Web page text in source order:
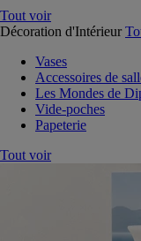
Tout voir
Décoration d'Intérieur
Vases
Accessoires de
Les Mondes de
Vide-poches
Papeterie
Tout voir